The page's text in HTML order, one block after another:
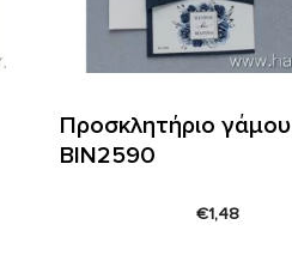
Προσκλητήριο γάμου
ΒΙΝ2590
€1,48